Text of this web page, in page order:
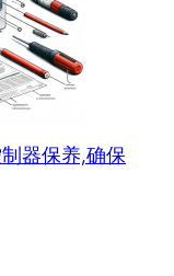
器保养,确保